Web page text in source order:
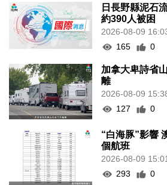
日長野縣泥石
約390人被困
2026-08-09
165
0
加拿大卑詩省
離
2026-08-09
127
0
“白海豚”影響
個航班
2026-08-09 15:01
293
0